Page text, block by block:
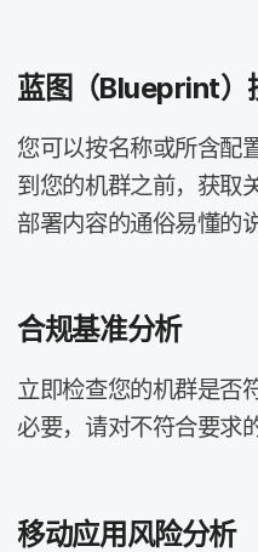
蓝图​（Blueprint）​
您​可以​按​名称或​所含配
到​您​的​机群​之前，​获取​
部署​内容​的​通俗​易懂​的​
合规​基准​分析
立即​检查​您​的​机群​是否​
必要，​请​对​不​符合​要求​
移动​应用​风险​分析